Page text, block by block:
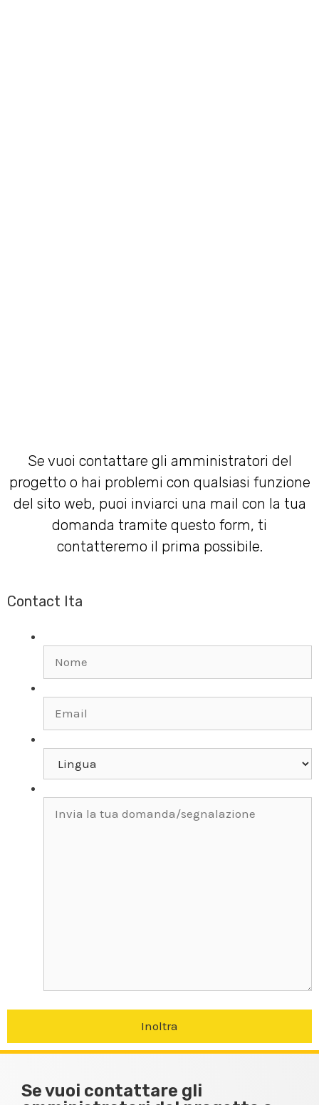
Se vuoi contattare gli amministratori del
progetto o hai problemi con qualsiasi funzione
del sito web, puoi inviarci una mail con la tua
domanda tramite questo form, ti
contatteremo il prima possibile.
Contact Ita
Se vuoi contattare gli